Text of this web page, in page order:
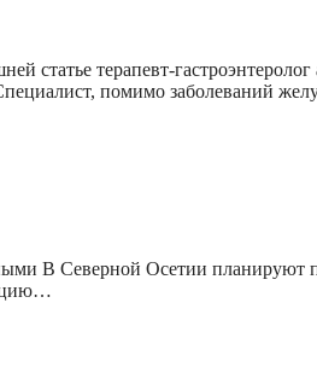
статье терапевт-
помимо заболеваний
В Северной Осетии планируют